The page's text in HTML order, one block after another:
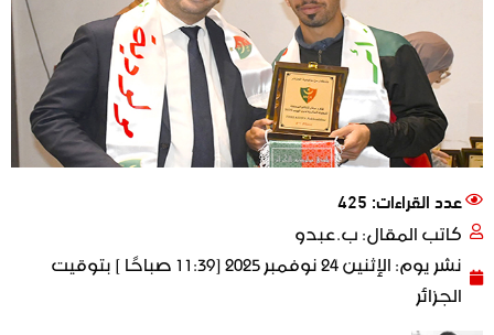
عدد القراءات: 425
كاتب المقال:ب.عبدو
نشر يوم:
الإثنين 24 نوفمبر 2025 [11:39 صباحًا ] بتوقيت
الجزائر